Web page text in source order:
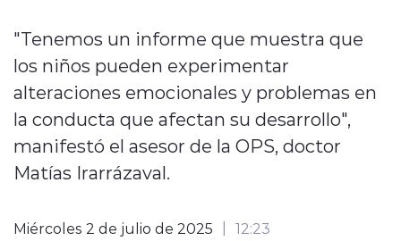
ENTREVISTAS
"Tenemos un informe que muestra que
los niños pueden experimentar
alteraciones emocionales y problemas en
la conducta que afectan su desarrollo",
manifestó el asesor de la OPS, doctor
Matías Irarrázaval.
Miércoles 2 de julio de 2025 12:23